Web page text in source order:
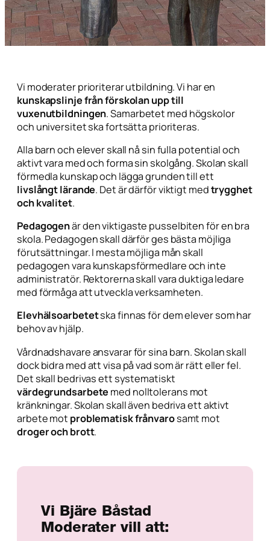
Vi moderater prioriterar utbildning. Vi har en
kunskapslinje från förskolan upp till
vuxenutbildningen. Samarbetet med högskolor
och universitet ska fortsätta prioriteras.
Alla barn och elever skall nå sin fulla potential och
aktivt vara med och forma sin skolgång. Skolan skall
förmedla kunskap och lägga grunden till ett
livslångt lärande. Det är därför viktigt medtrygghet
och kvalitet.
Pedagogenär den viktigaste pusselbiten för en bra
skola. Pedagogen skall därför ges bästa möjliga
förutsättningar. I mesta möjliga mån skall
pedagogen vara kunskapsförmedlare och inte
administratör. Rektorerna skall vara duktiga ledare
med förmåga att utveckla verksamheten.
Elevhälsoarbetetska finnas för dem elever som har
behov av hjälp.
Vårdnadshavare ansvarar för sina barn. Skolan skall
dock bidra med att visa på vad som är rätt eller fel.
Det skall bedrivas ett systematiskt
värdegrundsarbetemed nolltolerans mot
kränkningar. Skolan skall även bedriva ett aktivt
arbete mot problematisk frånvarosamt mot
droger och brott.
Vi Bjäre Båstad
Moderater vill att: